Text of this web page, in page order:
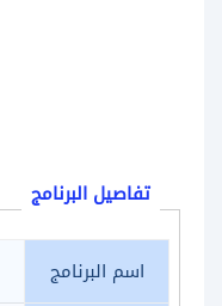
تفاصيل البرنامج
اسم البرنامج